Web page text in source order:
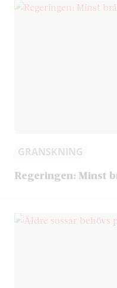
GRANSKNING
Regeringen: Minst